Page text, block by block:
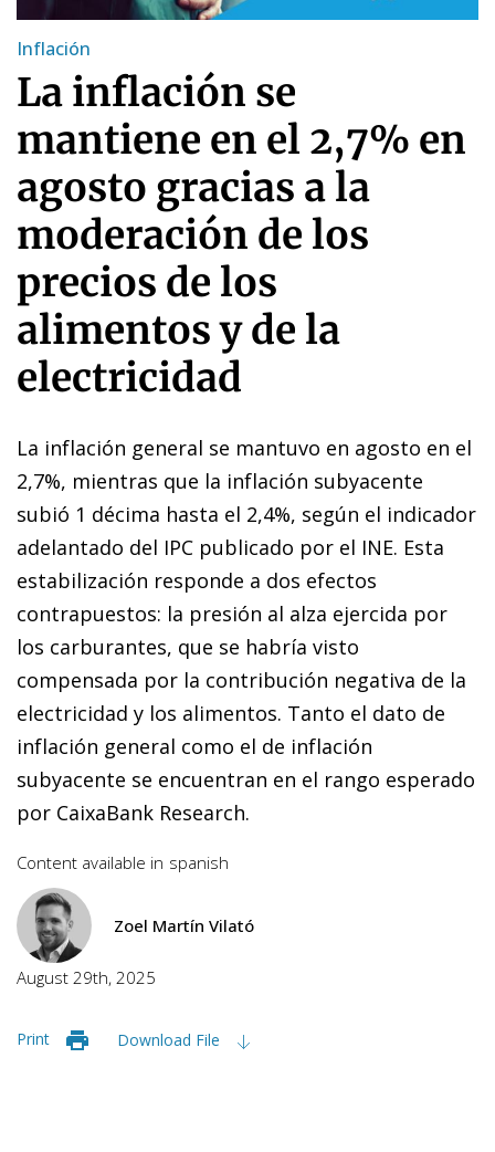
Inflación
La inflación se
mantiene en el 2,7% en
agosto gracias a la
moderación de los
precios de los
alimentos y de la
electricidad
La inflación general se mantuvo en agosto en el
2,7%, mientras que la inflación subyacente
subió 1 décima hasta el 2,4%, según el indicador
adelantado del IPC publicado por el INE. Esta
estabilización responde a dos efectos
contrapuestos: la presión al alza ejercida por
los carburantes, que se habría visto
compensada por la contribución negativa de la
electricidad y los alimentos. Tanto el dato de
inflación general como el de inflación
subyacente se encuentran en el rango esperado
por CaixaBank Research.
Content available in spanish
Zoel Martín Vilató
August 29th, 2025
Print Download File